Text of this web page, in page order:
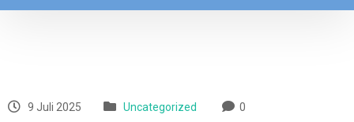
9 Juli 2025 Uncategorized 0